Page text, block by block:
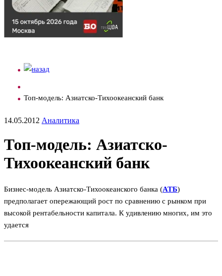
Топ-модель: Азиатско-Тихоокеанский банк
14.05.2012 Аналитика
Топ-модель: Азиатско-
Тихоокеанский банк
Бизнес-модель Азиатско-Тихоокеанского банка (АТБ)
предполагает опережающий рост по сравнению с рынком при
высокой рентабельности капитала. К удивлению многих, им это
удается